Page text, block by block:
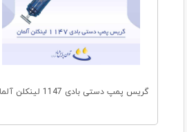
گریس پمپ دستی بادی 1147 لینکلن آلمان